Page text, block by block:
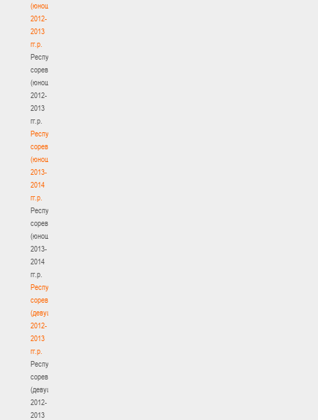
(юноши)
2012-
2013
гг.р.
Республиканские
соревнования
(юноши)
2012-
2013
гг.р.
Республиканские
соревнования
(юноши)
2013-
2014
гг.р.
Республиканские
соревнования
(юноши)
2013-
2014
гг.р.
Республиканские
соревнования
(девушки)
2012-
2013
гг.р.
Республиканские
соревнования
(девушки)
2012-
2013